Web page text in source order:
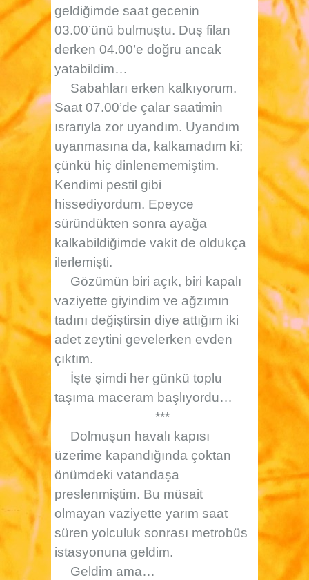
geldiğimde saat gecenin
03.00’ünü bulmuştu. Duş filan
derken 04.00’e doğru ancak
yatabildim…
Sabahları erken kalkıyorum.
Saat 07.00’de çalar saatimin
ısrarıyla zor uyandım. Uyandım
uyanmasına da, kalkamadım ki;
çünkü hiç dinlenememiştim.
Kendimi pestil gibi
hissediyordum. Epeyce
süründükten sonra ayağa
kalkabildiğimde vakit de oldukça
ilerlemişti.
Gözümün biri açık, biri kapalı
vaziyette giyindim ve ağzımın
tadını değiştirsin diye attığım iki
adet zeytini gevelerken evden
çıktım.
İşte şimdi her günkü toplu
taşıma maceram başlıyordu…
***
Dolmuşun havalı kapısı
üzerime kapandığında çoktan
önümdeki vatandaşa
preslenmiştim. Bu müsait
olmayan vaziyette yarım saat
süren yolculuk sonrası metrobüs
istasyonuna geldim.
Geldim ama…